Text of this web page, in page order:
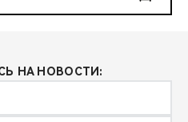
НА НОВОСТИ: